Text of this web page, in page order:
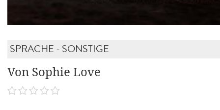
SPRACHE - SONSTIGE
Von Sophie Love